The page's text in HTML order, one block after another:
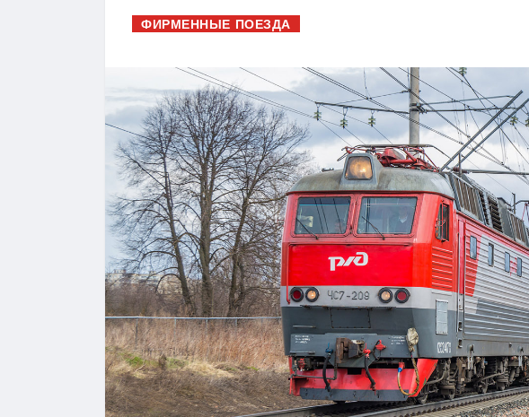
ФИРМЕННЫЕ ПОЕЗДА